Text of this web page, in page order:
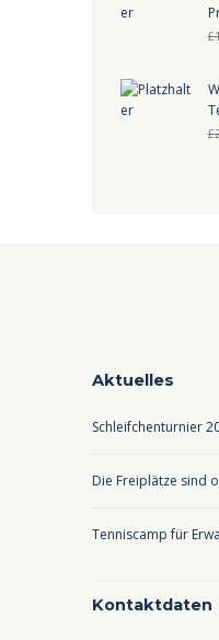
£
£
Aktuelles
Schleifchenturnier
Die Freiplätze sind
Tenniscamp für
Kontaktdaten